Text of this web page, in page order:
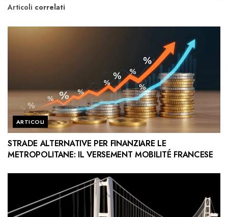
Articoli correlati
ARTICOLI
STRADE ALTERNATIVE PER FINANZIARE LE
METROPOLITANE: IL VERSEMENT MOBILITÉ FRANCESE